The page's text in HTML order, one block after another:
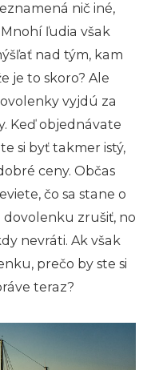
nič iné,
ľudia však
nad tým, kam
je to skoro? Ale
vyjdú za
Keď objednávate
si byť takmer istý,
ceny. Občas
čo sa stane o
dovolenku zrušiť, no
nevráti. Ak však
prečo by ste si
teraz?